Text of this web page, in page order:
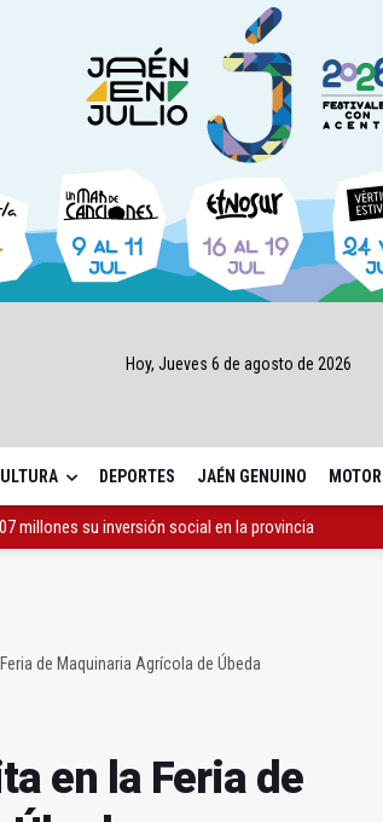
Hoy, Jueves 6 de agosto de 2026
DEPORTES JAÉN GENUINO MOTOR
millones su inversión social en la provincia
de Maquinaria Agrícola de Úbeda
en la Feria de